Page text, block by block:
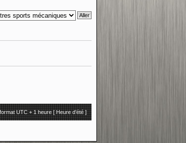
UTC + 1 heure [ Heure d’été ]